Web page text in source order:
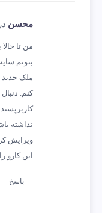
محسن در 25 اسفند 1403
من تا
بتونم
ملک جدید
کنم.
نداشته
ویرایش
این کارو
پاسخ